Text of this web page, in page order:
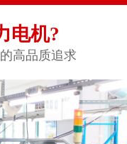
电机?
高品质追求